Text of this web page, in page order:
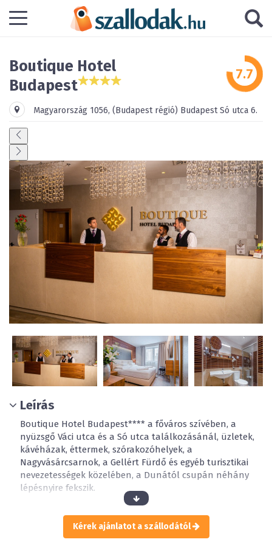
Boutique Hotel
Budapest
Magyarország 1056, (Budapest régió) Budapest Só utca 6.
Leírás
Boutique Hotel Budapest**** a főváros szívében, a
nyüzsgő Váci utca és a Só utca találkozásánál, üzletek,
kávéházak, éttermek, szórakozóhelyek, a
Nagyvásárcsarnok, a Gellért Fürdő és egyéb turisztikai
nevezetességek közelében, a Dunától csupán néhány
lépésnyire fekszik.
A négycsillagos belvárosi szállodaépület teljes komfortot
nyújtó 74 szobája a nemzetközi butikhotelek igen
kedvelt, modern és elegáns stílusában került
Kérek ajánlatot a szállodától